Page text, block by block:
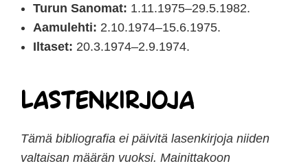
Turun Sanomat: 1.11.1975–29.5.1982.
Aamulehti: 2.10.1974–15.6.1975.
Iltaset: 20.3.1974–2.9.1974.
Lastenkirjoja
Tämä bibliografia ei päivitä lasenkirjoja niiden
valtaisan määrän vuoksi. Mainittakoon